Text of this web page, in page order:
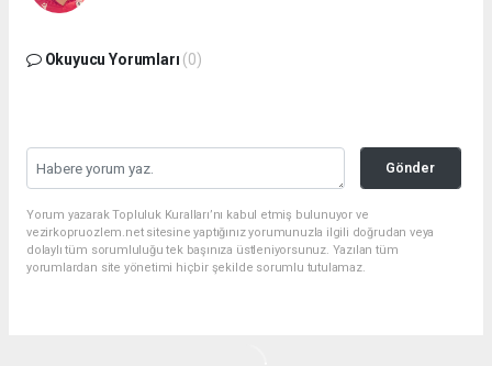
Okuyucu Yorumları (0)
Gönder
Yorum yazarak Topluluk Kuralları’nı kabul etmiş bulunuyor ve
vezirkopruozlem.net sitesine yaptığınız yorumunuzla ilgili doğrudan veya
dolaylı tüm sorumluluğu tek başınıza üstleniyorsunuz. Yazılan tüm
yorumlardan site yönetimi hiçbir şekilde sorumlu tutulamaz.